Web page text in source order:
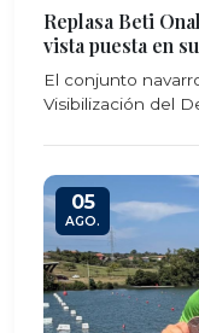
Replasa Beti
vista puesta en
El conjunto
Visibilización del
05
AGO.